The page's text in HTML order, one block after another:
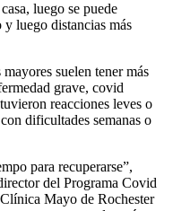
luego se puede
luego distancias más
suelen tener más
grave, covid
reacciones leves o
dificultades semanas o
para recuperarse”,
del Programa Covid
Mayo de Rochester